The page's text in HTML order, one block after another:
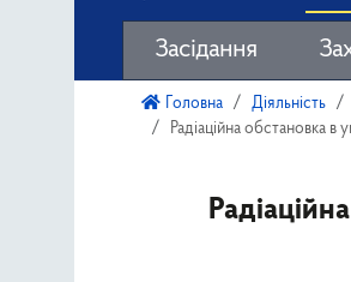
Засідання
Головна Діяльність
Радіаційна обстановка